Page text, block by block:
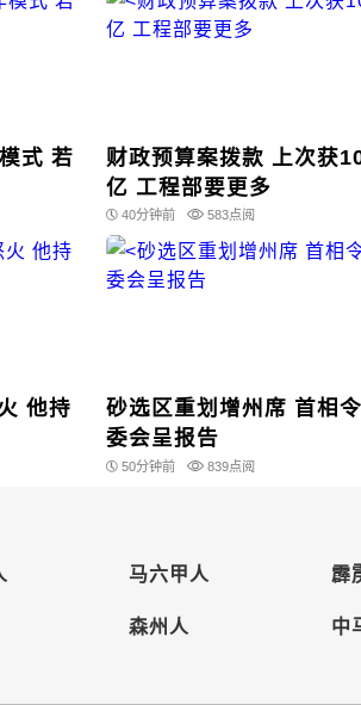
式 若
财政预算案拨款 上次获
亿 工程部要更多
40分钟前 583点阅
他持
砂选区重划增州席 首相
委会呈报告
50分钟前 839点阅
马六甲人
森州人
霹
中